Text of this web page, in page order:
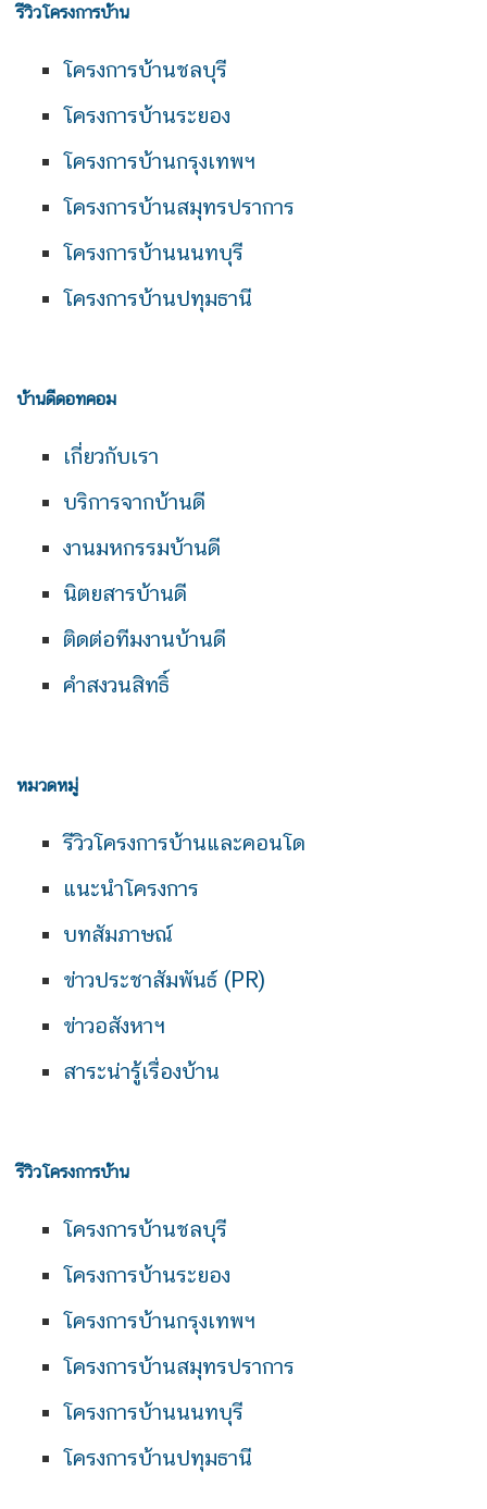
รีวิวโครงการบ้าน
โครงการบ้านชลบุรี
โครงการบ้านระยอง
โครงการบ้านกรุงเทพฯ
โครงการบ้านสมุทรปราการ
โครงการบ้านนนทบุรี
โครงการบ้านปทุมธานี
บ้านดีดอทคอม
เกี่ยวกับเรา
บริการจากบ้านดี
งานมหกรรมบ้านดี
นิตยสารบ้านดี
ติดต่อทีมงานบ้านดี
คำสงวนสิทธิ์
หมวดหมู่
รีวิวโครงการบ้านและคอนโด
แนะนำโครงการ
บทสัมภาษณ์
ข่าวประชาสัมพันธ์ (PR)
ข่าวอสังหาฯ
สาระน่ารู้เรื่องบ้าน
รีวิวโครงการบ้าน
โครงการบ้านชลบุรี
โครงการบ้านระยอง
โครงการบ้านกรุงเทพฯ
โครงการบ้านสมุทรปราการ
โครงการบ้านนนทบุรี
โครงการบ้านปทุมธานี